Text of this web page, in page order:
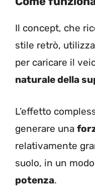
Il concept, che
stile retrò,
per caricare il
naturale della
L’effetto
generare una
relativamente
suolo, in un
potenza.